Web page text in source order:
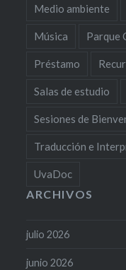
Medio ambiente
Música Parque
Préstamo
Salas de estudio
Sesiones de
Traducción e
UvaDoc
ARCHIVOS
julio 2026
junio 2026